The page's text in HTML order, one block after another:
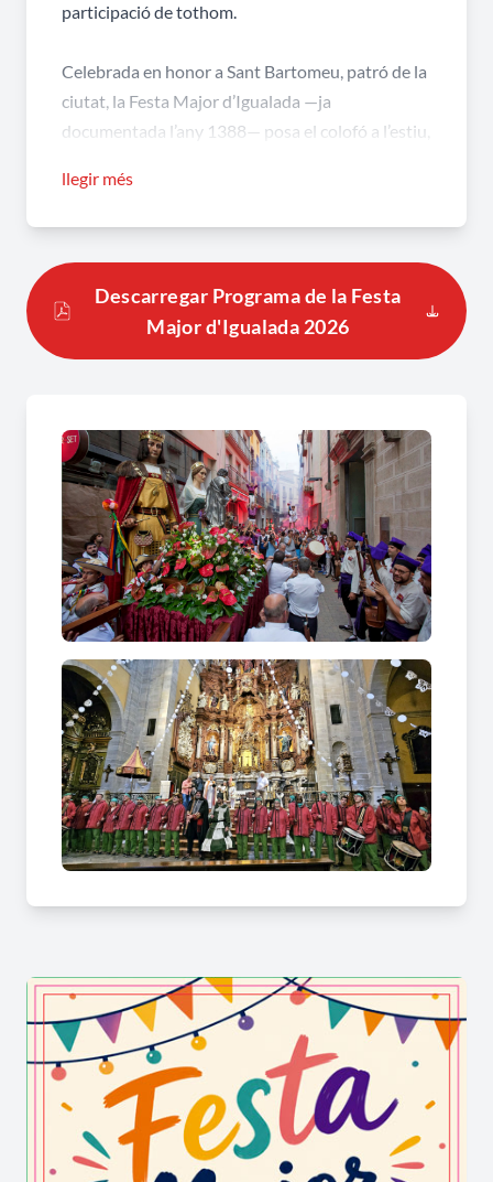
participació de tothom.
Celebrada en honor a Sant Bartomeu, patró de la
ciutat, la Festa Major d’Igualada —ja
documentada l’any 1388— posa el colofó a l’estiu,
cultura popular i tradició.
capgrossos, dracs, diables i altres figures
emblemàtiques que omplen la ciutat de foc, color
els concerts i espectacles per a tots els públics.
Amb una combinació d’arrelament, creativitat i
esperit festiu, la Festa Major reflecteix el caràcter
obert, participatiu i cultural d’Igualada, alhora
que esdevé un aparador del ric associatiu i
cultural de la ciutat.
Viu amb intensitat aquesta festa, on la tradició i
la diversió s’uneixen en cada moment!
llegir més
Descarregar Programa de la Festa
Major d'Igualada 2026